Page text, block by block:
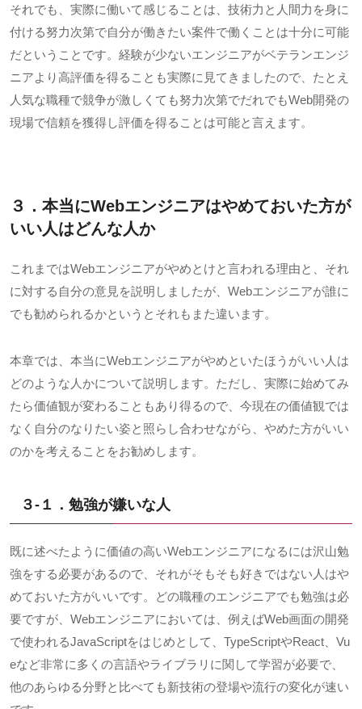
それでも、実際に働いて感じることは、技術力と人間力を身に
付ける努力次第で自分が働きたい案件で働くことは十分に可能
だということです。経験が少ないエンジニアがベテランエンジ
ニアより高評価を得ることも実際に見てきましたので、たとえ
人気な職種で競争が激しくても努力次第でだれでもWeb開発の
現場で信頼を獲得し評価を得ることは可能と言えます。
３．本当にWebエンジニアはやめておいた方が
いい人はどんな人か
これまではWebエンジニアがやめとけと言われる理由と、それ
に対する自分の意見を説明しましたが、 Webエンジニアが誰に
でも勧められるかというとそれもまた違います。
本章では、本当にWebエンジニアがやめといたほうがいい人は
どのような人かについて説明します。ただし、実際に始めてみ
たら価値観が変わることもあり得るので、今現在の価値観では
なく自分のなりたい姿と照らし合わせながら、やめた方がいい
のかを考えることをお勧めします。
３-１．勉強が嫌いな人
既に述べたように価値の高いWebエンジニアになるには沢山勉
強をする必要があるので、それがそもそも好きではない人はや
めておいた方がいいです。どの職種のエンジニアでも勉強は必
要ですが、 Webエンジニアにおいては、例えばWeb画面の開発
で使われるJavaScriptをはじめとして、 TypeScriptやReact、 Vu
eなど非常に多くの言語やライブラリに関して学習が必要で、
他のあらゆる分野と比べても新技術の登場や流行の変化が速い